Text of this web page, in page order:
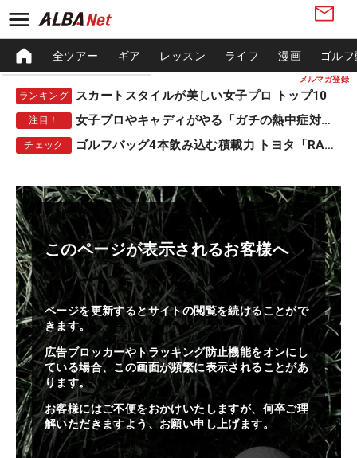
メルマガ登録
全ツアー ギア レッスン ライフ 漫画 ゴル
ランキング スカートスタイルが美しい女子プロ トップ10
注目！ 女子プロやキャディがやる「ガチの熱中症対策」
チェック ゴルフバッグ4本飲み込む積載力 トヨタ「RAV4」
このページが表示されるお客様へ
ページを更新するとサイトの閲覧を続けることがで
きます。
広告ブロッカーやトラッキング防止機能をオンにし
ている場合、この画面が頻繁に表示されることがあ
ります。
お客様にはご不便をおかけいたしますが、何卒ご理
解いただきますよう、お願い申し上げます。